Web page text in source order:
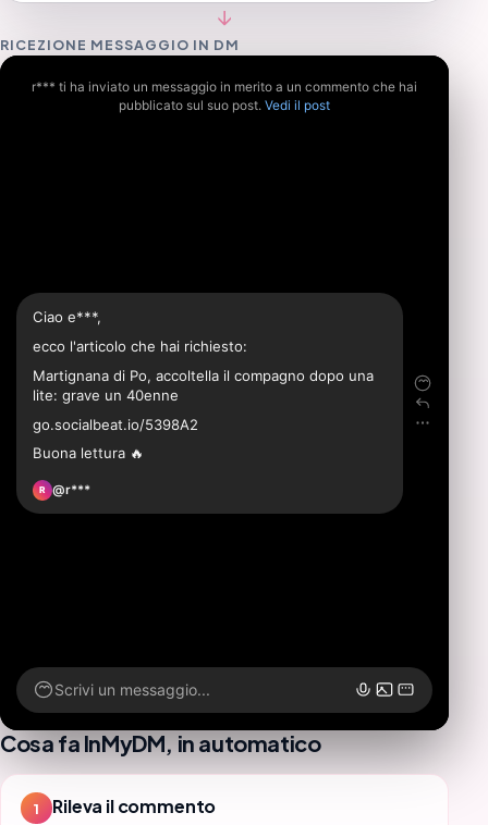
↓
RICEZIONE MESSAGGIO IN DM
r*** ti ha inviato un messaggio in merito a un commento che hai
pubblicato sul suo post.Vedi il post
Ciao e***,
ecco l'articolo che hai richiesto:
Martignana di Po, accoltella il compagno dopo una
lite: grave un 40enne
go.socialbeat.io/5398A2
Buona lettura 🔥
R @r***
Scrivi un messaggio...
Cosa fa InMyDM, in automatico
1 Rileva il commento